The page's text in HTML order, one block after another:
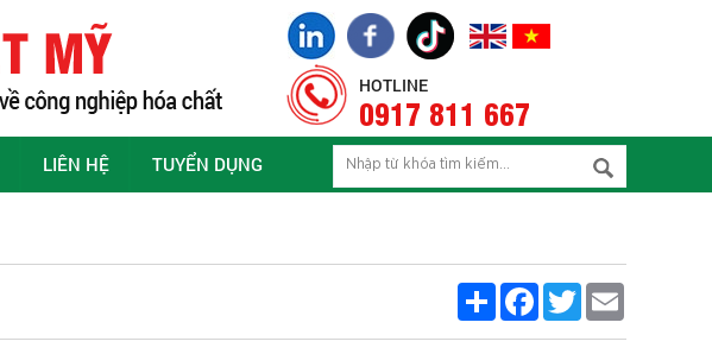
HOTLINE
0917 811 667
LIÊN HỆ TUYỂN DỤNG
Share FacebookTwitter